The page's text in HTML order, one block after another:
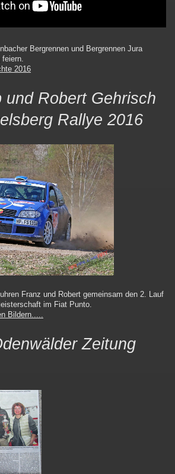
Bergrennen und Bergrennen Jura
feiern.
2016
und Robert Gehrisch
Rallye 2016
Franz und Robert gemeinsam den 2. Lauf
im Fiat Punto.
Bildern.....
Zeitung